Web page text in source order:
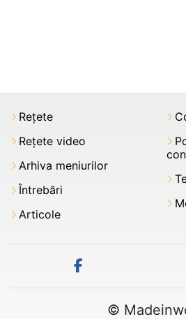
Rețete
Rețete video
Arhiva meniurilor
Întrebări
Articole
facebook
©